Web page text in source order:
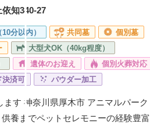
知340-27
分以内） 共同墓
個別墓
大型犬OK（40kg程度）
遺体のお迎え
個別火葬対応
決済可 パウダー加工
す 神奈川県厚木市 アニマルパーク
養までペットセレモニーの経験豊富